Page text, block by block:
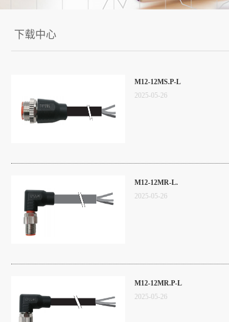
下载中心
M12-12MS.P-L
2025-05-26
M12-12MR-L.
2025-05-26
M12-12MR.P-L
2025-05-26